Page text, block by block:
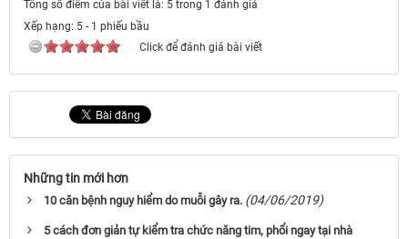
Tổng số điểm của bài viết là: 5 trong 1 đánh giá
Xếp hạng: 5 - 1 phiếu bầu
Click để đánh giá bài viết
Những tin mới hơn
10 căn bệnh nguy hiểm do muỗi gây ra. (04/06/2019)
5 cách đơn giản tự kiểm tra chức năng tim, phổi ngay tại nhà